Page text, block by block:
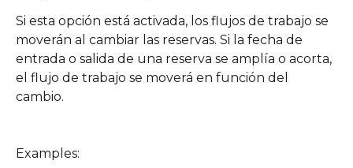
Si esta opción está activada, los flujos de trabajo se
moverán al cambiar las reservas. Si la fecha de
entrada o salida de una reserva se amplía o acorta,
el flujo de trabajo se moverá en función del
cambio.
Examples: